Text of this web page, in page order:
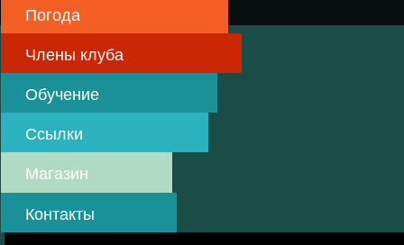
Погода
Члены клуба
Обучение
Ссылки
Магазин
Контакты